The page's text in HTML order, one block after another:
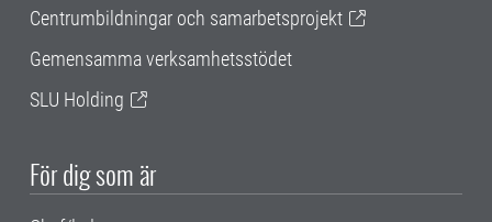
Centrumbildningar och samarbetsprojekt
Gemensamma verksamhetsstödet
SLU Holding
För dig som är